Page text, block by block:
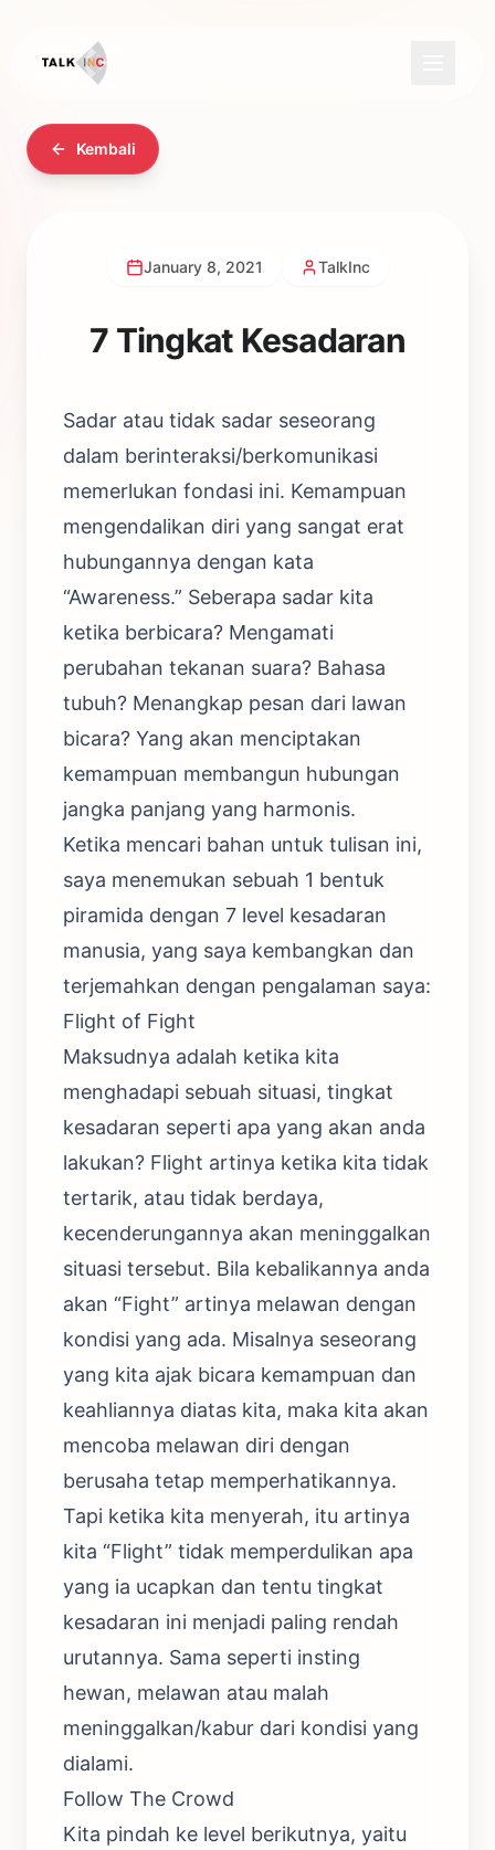
Kembali
January 8, 2021 TalkInc
7 Tingkat Kesadaran
Sadar atau tidak sadar seseorang
dalam berinteraksi/berkomunikasi
memerlukan fondasi ini. Kemampuan
mengendalikan diri yang sangat erat
hubungannya dengan kata
“Awareness.” Seberapa sadar kita
ketika berbicara? Mengamati
perubahan tekanan suara? Bahasa
tubuh? Menangkap pesan dari lawan
bicara? Yang akan menciptakan
kemampuan membangun hubungan
jangka panjang yang harmonis.
Ketika mencari bahan untuk tulisan ini,
saya menemukan sebuah 1 bentuk
piramida dengan 7 level kesadaran
manusia, yang saya kembangkan dan
terjemahkan dengan pengalaman saya:
Flight of Fight
Maksudnya adalah ketika kita
menghadapi sebuah situasi, tingkat
kesadaran seperti apa yang akan anda
lakukan? Flight artinya ketika kita tidak
tertarik, atau tidak berdaya,
kecenderungannya akan meninggalkan
situasi tersebut. Bila kebalikannya anda
akan “Fight” artinya melawan dengan
kondisi yang ada. Misalnya seseorang
yang kita ajak bicara kemampuan dan
keahliannya diatas kita, maka kita akan
mencoba melawan diri dengan
berusaha tetap memperhatikannya.
Tapi ketika kita menyerah, itu artinya
kita “Flight” tidak memperdulikan apa
yang ia ucapkan dan tentu tingkat
kesadaran ini menjadi paling rendah
urutannya. Sama seperti insting
hewan, melawan atau malah
meninggalkan/kabur dari kondisi yang
dialami.
Follow The Crowd
Kita pindah ke level berikutnya, yaitu